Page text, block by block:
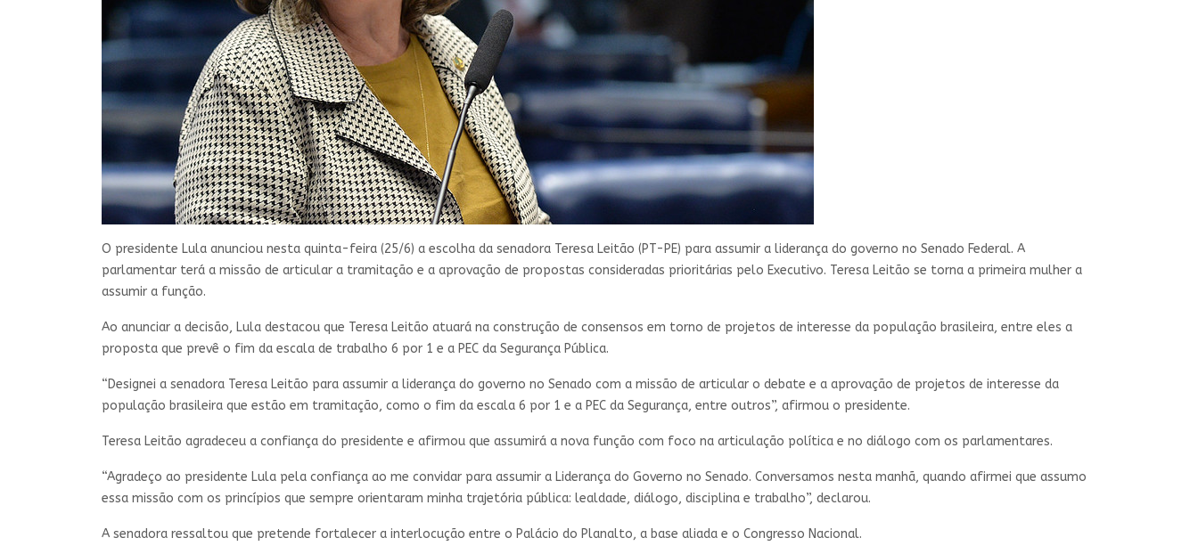
O presidente Lula anunciou nesta quinta-feira (25/6) a escolha da senadora Teresa Leitão (PT-PE) para assumir a liderança do governo no Senado Federal. A
parlamentar terá a missão de articular a tramitação e a aprovação de propostas consideradas prioritárias pelo Executivo. Teresa Leitão se torna a primeira mulher a
assumir a função.
Ao anunciar a decisão, Lula destacou que Teresa Leitão atuará na construção de consensos em torno de projetos de interesse da população brasileira, entre eles a
proposta que prevê o fim da escala de trabalho 6 por 1 e a PEC da Segurança Pública.
“Designei a senadora Teresa Leitão para assumir a liderança do governo no Senado com a missão de articular o debate e a aprovação de projetos de interesse da
população brasileira que estão em tramitação, como o fim da escala 6 por 1 e a PEC da Segurança, entre outros”, afirmou o presidente.
Teresa Leitão agradeceu a confiança do presidente e afirmou que assumirá a nova função com foco na articulação política e no diálogo com os parlamentares.
“Agradeço ao presidente Lula pela confiança ao me convidar para assumir a Liderança do Governo no Senado. Conversamos nesta manhã, quando afirmei que assumo
essa missão com os princípios que sempre orientaram minha trajetória pública: lealdade, diálogo, disciplina e trabalho”, declarou.
A senadora ressaltou que pretende fortalecer a interlocução entre o Palácio do Planalto, a base aliada e o Congresso Nacional.